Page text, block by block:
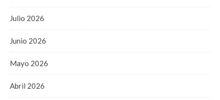
Julio 2026
Junio 2026
Mayo 2026
Abril 2026